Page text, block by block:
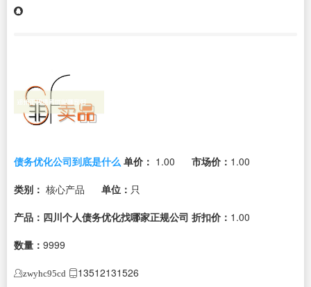
债务优化公司到底是什么 单价： 1.00 市场价： 1.00
类别： 核心产品 单位： 只
产品：四川个人债务优化找哪家正规公司 折扣价： 1.00
数量： 9999
zwyhc95cd 13512131526